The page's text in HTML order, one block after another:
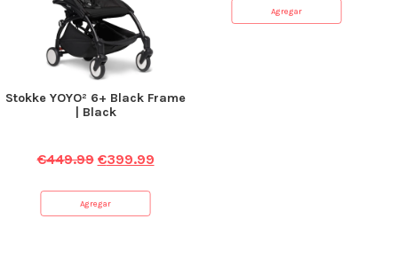
Stokke YOYO² 6+ Black Frame
| Black
€449.99 €399.99
Agregar
Agregar